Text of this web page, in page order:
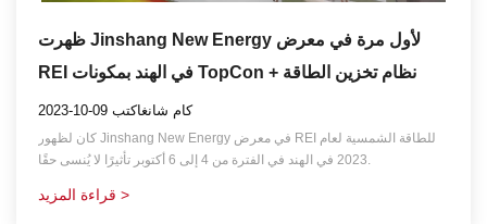
ظهرت Jinshang New Energy لأول مرة في معرض
REI في الهند بمكونات TopCon + نظام تخزين الطاقة
2023-10-09 كام شانغاكتب
كان لظهور Jinshang New Energy في معرض REI للطاقة الشمسية لعام
2023 في الهند في الفترة من 4 إلى 6 أكتوبر تأثيرًا لا يُنسى حقًا.
قراءة المزيد >